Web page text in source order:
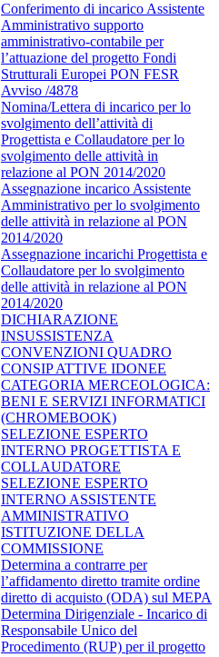
Conferimento di incarico Assistente
Amministrativo supporto
amministrativo-contabile per
l’attuazione del progetto Fondi
Strutturali Europei PON FESR
Avviso /4878
Nomina/Lettera di incarico per lo
svolgimento dell’attività di
Progettista e Collaudatore per lo
svolgimento delle attività in
relazione al PON 2014/2020
Assegnazione incarico Assistente
Amministrativo per lo svolgimento
delle attività in relazione al PON
2014/2020
Assegnazione incarichi Progettista e
Collaudatore per lo svolgimento
delle attività in relazione al PON
2014/2020
DICHIARAZIONE
INSUSSISTENZA
CONVENZIONI QUADRO
CONSIP ATTIVE IDONEE
CATEGORIA MERCEOLOGICA:
BENI E SERVIZI INFORMATICI
(CHROMEBOOK)
SELEZIONE ESPERTO
INTERNO PROGETTISTA E
COLLAUDATORE
SELEZIONE ESPERTO
INTERNO ASSISTENTE
AMMINISTRATIVO
ISTITUZIONE DELLA
COMMISSIONE
Determina a contrarre per
l’affidamento diretto tramite ordine
diretto di acquisto (ODA) sul MEPA
Determina Dirigenziale - Incarico di
Responsabile Unico del
Procedimento (RUP) per il progetto